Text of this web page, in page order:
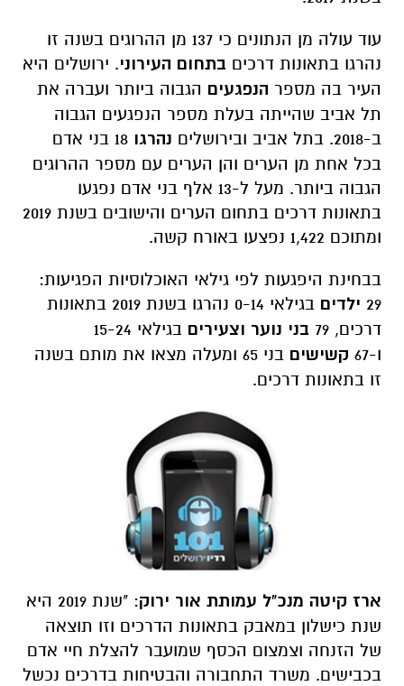
עוד עולה מן הנתונים כי 137 מן ההרוגים בשנה זו
נהרגו בתאונות דרכים בתחום העירוני. ירושלים היא
העיר בה מספר הנפגעים הגבוה ביותר ועברה את
תל אביב שהייתה בעלת מספר הנפגעים הגבוה
ב-2018. בתל אביב ובירושלים
נהרגו
18 בני אדם
בכל אחת מן הערים והן הערים עם מספר ההרוגים
הגבוה ביותר. מעל ל-13 אלף בני אדם נפגעו
בתאונות דרכים בתחום הערים והישובים בשנת 2019
ומתוכם 1,422 נפצעו באורח קשה.
בבחינת היפגעות לפי גילאי האוכלוסיות הפגיעות:
29 ילדים
בגילאי 0-14 נהרגו בשנת 2019 בתאונות
דרכים, 79
בני נוער וצעירים
בגילאי 15-24
ו-67
קשישים
בני 65 ומעלה מצאו את מותם בשנה
זו בתאונות דרכים.
ארז קיטה מנכ"ל עמותת אור ירוק
: "שנת 2019 היא
שנת כישלון במאבק בתאונות הדרכים וזו תוצאה
של הזנחה וצמצום הכסף שמועבר להצלת חיי אדם
בכבישים. משרד התחבורה והבטיחות בדרכים נכשל